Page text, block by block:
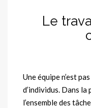
Le
Une équipe n’est
d’individus. Dans
l’ensemble des